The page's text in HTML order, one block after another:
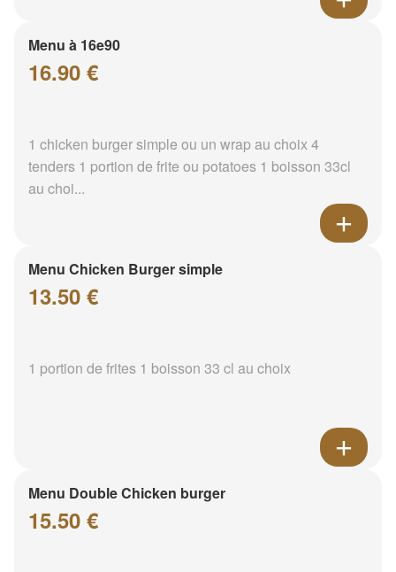
Menu à 16e90
16.90 €
1 chicken burger simple ou un wrap au choix 4
tenders 1 portion de frite ou potatoes 1 boisson 33cl
au choi...
Menu Chicken Burger simple
13.50 €
1 portion de frites 1 boisson 33 cl au choix
Menu Double Chicken burger
15.50 €